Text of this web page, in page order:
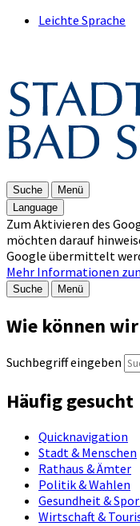
Leichte Sprache
Suche
Menü
Language
Zum Aktivieren des
möchten darauf
Google übermittelt
Mehr Informationen
Suche Menü
Wie können
Suchbegriff eingeben
Häufig gesucht
Quicknavigation
Stadt & Menschen
Rathaus & Ämter
Politik & Wahlen
Gesundheit &
Wirtschaft &